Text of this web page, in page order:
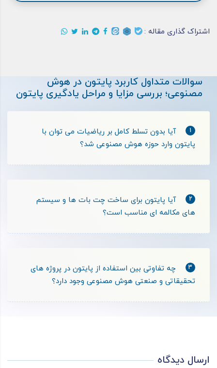
اشتراک گذاری مقاله :
سوالات متداول کاربرد پایتون در هوش
مصنوعی؛ بررسی مزایا و مراحل یادگیری پایتون
1
آیا بدون تسلط کامل بر ریاضیات می توان با
پایتون وارد حوزه هوش مصنوعی شد؟
2
آیا پایتون برای ساخت چت بات ها و سیستم
های مکالمه ای مناسب است؟
3
چه تفاوتی بین استفاده از پایتون در پروژه های
تحقیقاتی و صنعتی هوش مصنوعی وجود دارد؟
ارسال دیدگاه